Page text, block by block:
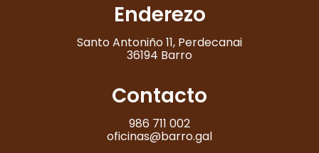
Enderezo
Santo Antoniño 11, Perdecanai
36194 Barro
Contacto
986 711 002
oficinas@barro.gal